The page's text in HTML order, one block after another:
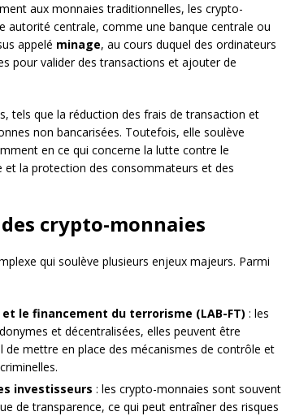
aux monnaies traditionnelles, les crypto-
autorité centrale, comme une banque centrale ou
appelé minage, au cours duquel des ordinateurs
pour valider des transactions et ajouter de
tels que la réduction des frais de transaction et
non bancarisées. Toutefois, elle soulève
en ce qui concerne la lutte contre le
et la protection des consommateurs et des
crypto-monnaies
qui soulève plusieurs enjeux majeurs. Parmi
le financement du terrorisme (LAB-FT) : les
et décentralisées, elles peuvent être
de mettre en place des mécanismes de contrôle et
investisseurs : les crypto-monnaies sont souvent
de transparence, ce qui peut entraîner des risques